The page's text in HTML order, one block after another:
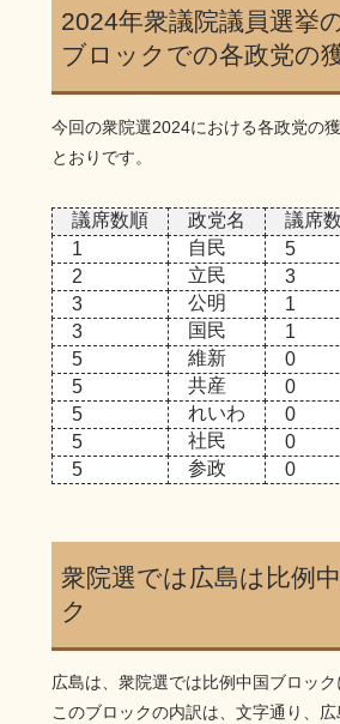
2024年衆議院議員選挙
ブロックでの各政党の
今回の衆院選2024における各政党の
とおりです。
議席数順 政党名
議席数
1
自民
5
2
立民
3
3
公明
1
3
国民
1
5
維新
0
5
共産
0
5
れいわ
0
5
社民
0
5
参政 0
衆院選では広島は比例
ク
広島は、衆院選では比例中国ブロック
このブロックの内訳は、文字通り、広